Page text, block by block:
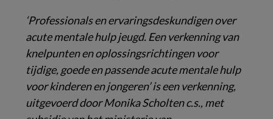
‘Professionals en ervaringsdeskundigen over
acute mentale hulp jeugd. Een verkenning van
knelpunten en oplossingsrichtingen voor
tijdige, goede en passende acute mentale hulp
voor kinderen en jongeren’ is een verkenning,
uitgevoerd door Monika Scholten c.s., met